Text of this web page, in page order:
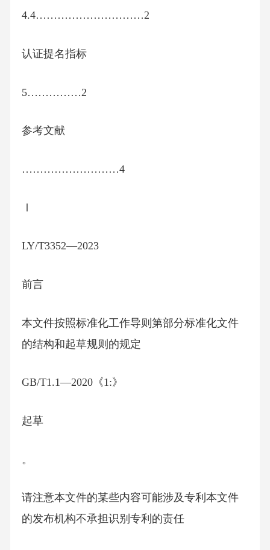
4.4…………………………2
认证提名指标
5……………2
参考文献
………………………4
Ⅰ
LY/T3352—2023
前言
本文件按照标准化工作导则第部分标准化文件
的结构和起草规则的规定
GB/T1.1—2020《1:》
起草
。
请注意本文件的某些内容可能涉及专利本文件
的发布机构不承担识别专利的责任